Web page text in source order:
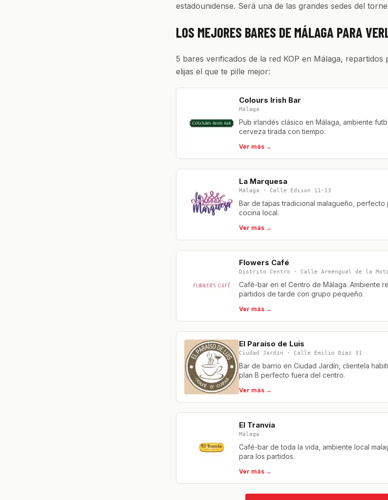
estadounidense. Será una de las grandes sedes del
LOS MEJORES BARES DE MÁLAGA PARA
5 bares verificados de la red KOP en Málaga, repartidos
elijas el que te pille mejor:
Colours Irish Bar
Málaga
Pub irlandés clásico en Málaga, ambiente
cerveza tirada con tiempo.
Ver más →
La Marquesa
Málaga · Calle Edison 11-13
Bar de tapas tradicional malagueño,
cocina local.
Ver más →
Flowers Café
Distrito Centro · Calle Armengual de la
Café-bar en el Centro de Málaga. Ambiente
partidos de tarde con grupo pequeño.
Ver más →
El Paraíso de Luis
Ciudad Jardín · Calle Emilio Díaz 31
Bar de barrio en Ciudad Jardín, clientela
plan B perfecto fuera del centro.
Ver más →
El Tranvía
Málaga
Café-bar de toda la vida, ambiente local
para los partidos.
Ver más →